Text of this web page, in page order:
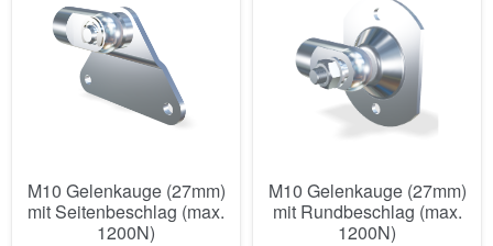
M10 Gelenkauge (27mm)
mit Seitenbeschlag (max.
1200N)
M10 Gelenkauge (27mm)
mit Rundbeschlag (max.
1200N)